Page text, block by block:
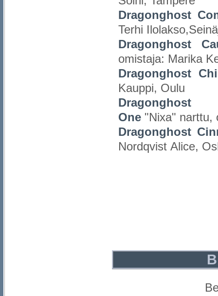
Dragonghost
Terhi
Dragonghost
omistaja: Marika
Dragonghost
Kauppi, Oulu
One "Nixa" narttu,
Dragonghost
Nordqvist Alice,